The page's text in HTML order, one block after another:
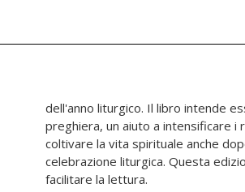
facilitare la lettura.